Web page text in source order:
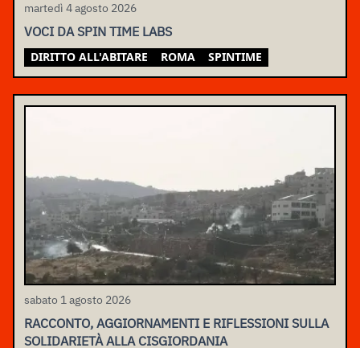
martedì 4 agosto 2026
VOCI DA SPIN TIME LABS
DIRITTO ALL'ABITARE ROMA SPINTIME
sabato 1 agosto 2026
RACCONTO, AGGIORNAMENTI E RIFLESSIONI SULLA
SOLIDARIETÀ ALLA CISGIORDANIA